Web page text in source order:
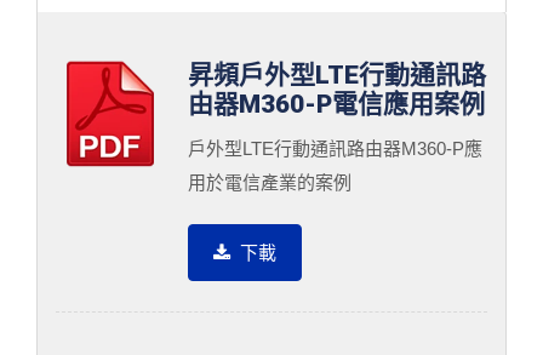
昇頻戶外型LTE行動通訊路
由器M360-P電信應用案例
戶外型LTE行動通訊路由器M360-P應
用於電信產業的案例
下載